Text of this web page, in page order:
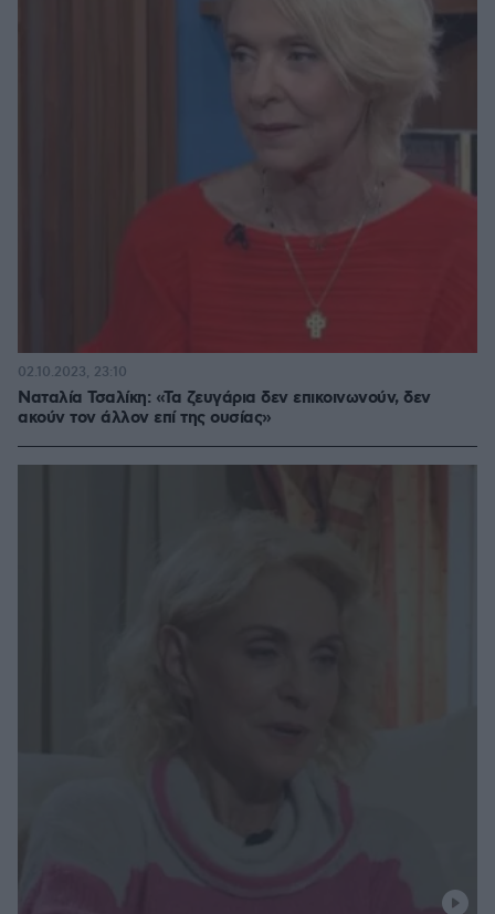
Ναταλία Τσαλίκη: «Τα ζευγάρια δεν επικοινωνούν, δεν
ακούν τον άλλον επί της ουσίας»
02.10.2023, 23:10